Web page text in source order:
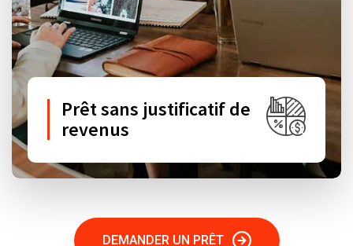
Prêt sans justificatif de
revenus
DEMANDER UN PRÊT